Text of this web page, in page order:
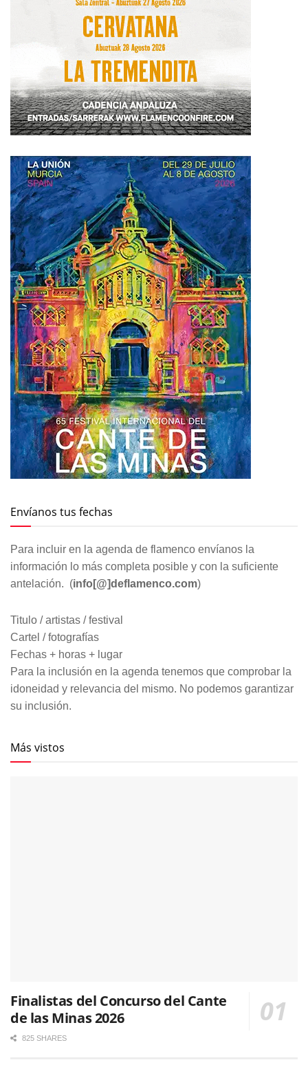
Envíanos tus fechas
Para incluir en la agenda de flamenco envíanos la
información lo más completa posible y con la suficiente
antelación. (info[@]deflamenco.com)
Titulo / artistas / festival
Cartel / fotografías
Fechas + horas + lugar
Para la inclusión en la agenda tenemos que comprobar la
idoneidad y relevancia del mismo. No podemos garantizar
su inclusión.
Más vistos
Finalistas del Concurso del Cante
de las Minas 2026
825 SHARES